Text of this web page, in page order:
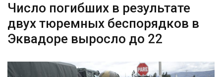
Число погибших в результате
двух тюремных беспорядков в
Эквадоре выросло до 22